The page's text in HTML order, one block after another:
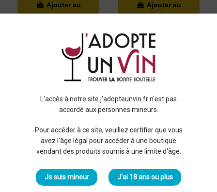
L'accès à notre site j'adopteunvin.fr n'est pas
accordé aux personnes mineurs.
Pour accéder à ce site, veuillez certifier que vous
avez l'âge légal pour accéder à une boutique
vendant des produits soumis à une limite d'âge.
Je suis mineur J'ai 18 ans ou plus
Ajouter au
panier
Ajouter au
panier
Maison Chanzy
Bourgogne Les
17,50 €
Maison Chanzy
Bourgogne Les
19,00 €